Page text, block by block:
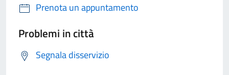
Prenota un appuntamento
Problemi in città
Segnala disservizio